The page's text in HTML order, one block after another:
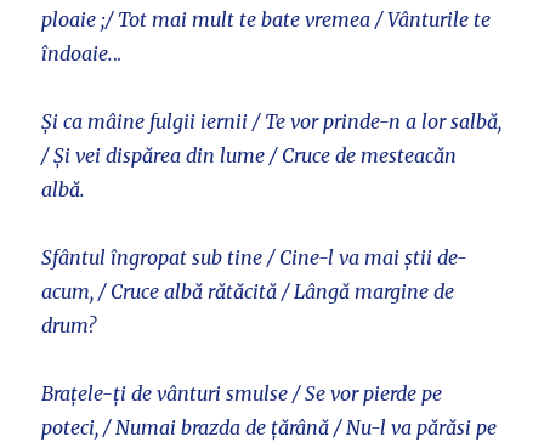
ploaie ;/ Tot mai mult te bate vremea / Vânturile te
îndoaie...
Și ca mâine fulgii iernii / Te vor prinde-n a lor salbă,
/ Și vei dispărea din lume / Cruce de mesteacăn
albă.
Sfântul îngropat sub tine / Cine-l va mai știi de-
acum, / Cruce albă rătăcită / Lângă margine de
drum?
Brațele-ți de vânturi smulse / Se vor pierde pe
poteci, / Numai brazda de țărână / Nu-l va părăsi pe